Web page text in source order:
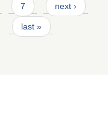
7 next ›
last »